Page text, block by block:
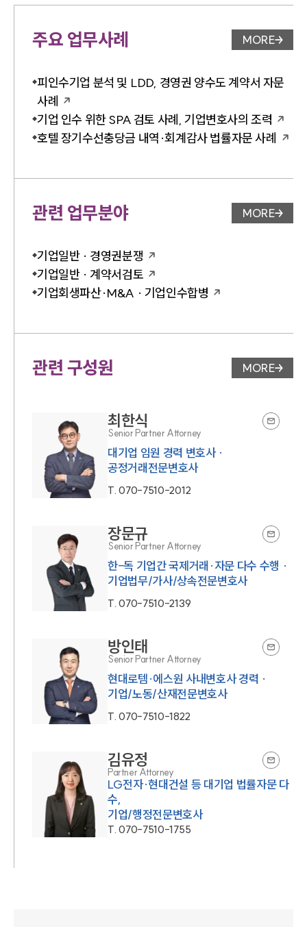
주요 업무사례 업무사례
MORE
피인수기업 분석 및 LDD, 경영권 양수도 계약서 자문
사례
기업 인수 위한 SPA 검토 사례, 기업변호사의 조력
호텔 장기수선충당금 내역·회계감사 법률자문 사례
관련 업무분야 업무분야
MORE
기업일반 · 경영권분쟁
기업일반 · 계약서검토
기업회생파산·M&A · 기업인수합병
관련 구성원 변호사 페
MORE
최한식
Senior Partner Attorney
대기업 임원 경력 변호사 ·
공정거래전문변호사
T.070-7510-2012
장문규
Senior Partner Attorney
한-독 기업간 국제거래·자문 다수 수행 ·
기업법무/가사/상속전문변호사
T.070-7510-2139
방인태
Senior Partner Attorney
현대로템·에스원 사내변호사 경력 ·
기업/노동/산재전문변호사
T.070-7510-1822
김유정
Partner Attorney
LG전자·현대건설 등 대기업 법률자문 다
수,
기업/행정전문변호사
T.070-7510-1755